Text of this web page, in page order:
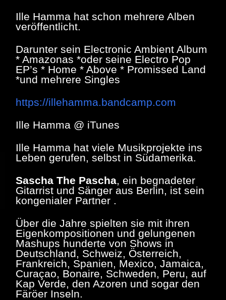
Ille Hamma hat schon mehrere Alben
veröffentlicht.
Darunter sein Electronic Ambient Album
* Amazonas *oder seine Electro Pop
EP’s * Home * Above * Promissed Land
*und mehrere Singles
https://illehamma.bandcamp.com
Ille Hamma @ iTunes
Ille Hamma hat viele Musikprojekte ins
Leben gerufen, selbst in Südamerika.
Sascha The Pascha, ein begnadeter
Gitarrist und Sänger aus Berlin, ist sein
kongenialer Partner .
Über die Jahre spielten sie mit ihren
Eigenkompositionen und gelungenen
Mashups hunderte von Shows in
Deutschland, Schweiz, Österreich,
Frankreich, Spanien, Mexico, Jamaica,
Curaçao, Bonaire, Schweden, Peru, auf
Kap Verde, den Azoren und sogar den
Färöer Inseln.